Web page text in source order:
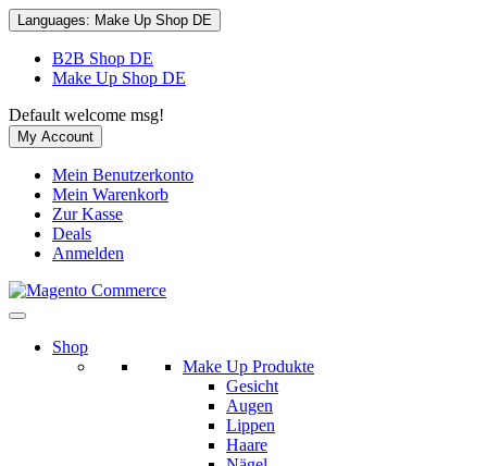
Languages: Make Up Shop DE
B2B Shop DE
Make Up Shop DE
Default welcome msg!
My Account
Mein Benutzerkonto
Mein Warenkorb
Zur Kasse
Deals
Anmelden
Shop
Make Up Produkte
Gesicht
Augen
Lippen
Haare